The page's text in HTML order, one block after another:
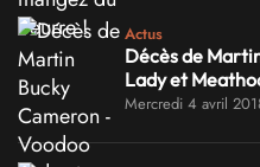
Actus
Décès de
Lady et
Mercredi 4 avril